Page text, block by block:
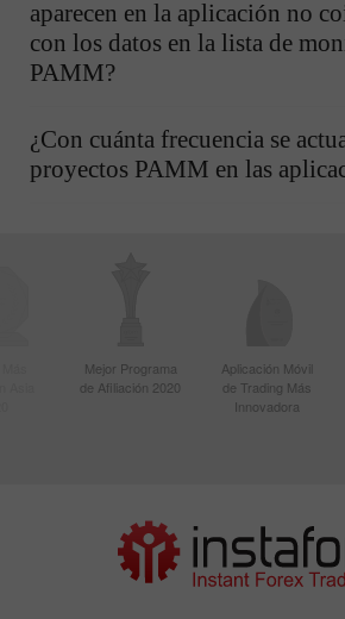
aparecen en la aplicación no
con los datos en la lista de
PAMM?
¿Con cuánta frecuencia se
proyectos PAMM en las
Mejor Programa
de Afiliación 2020
Aplicación Móvil
de Trading Más
Innovadora